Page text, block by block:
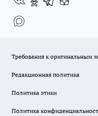
Требования к оригинальным
Редакционная политика
Политика этики
Политика